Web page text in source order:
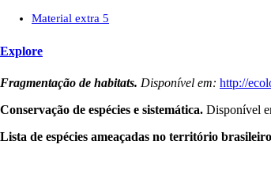
Material extra 5
Explore
Fragmentação de habitats. Disponível em: http://
Conservação de espécies e sistemática. Disponível
Lista de espécies ameaçadas no território